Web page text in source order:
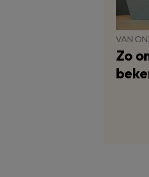
VAN
Zo